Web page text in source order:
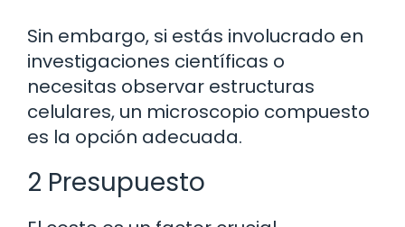
Sin embargo, si estás involucrado en
investigaciones científicas o
necesitas observar estructuras
celulares, un microscopio compuesto
es la opción adecuada.
2 Presupuesto